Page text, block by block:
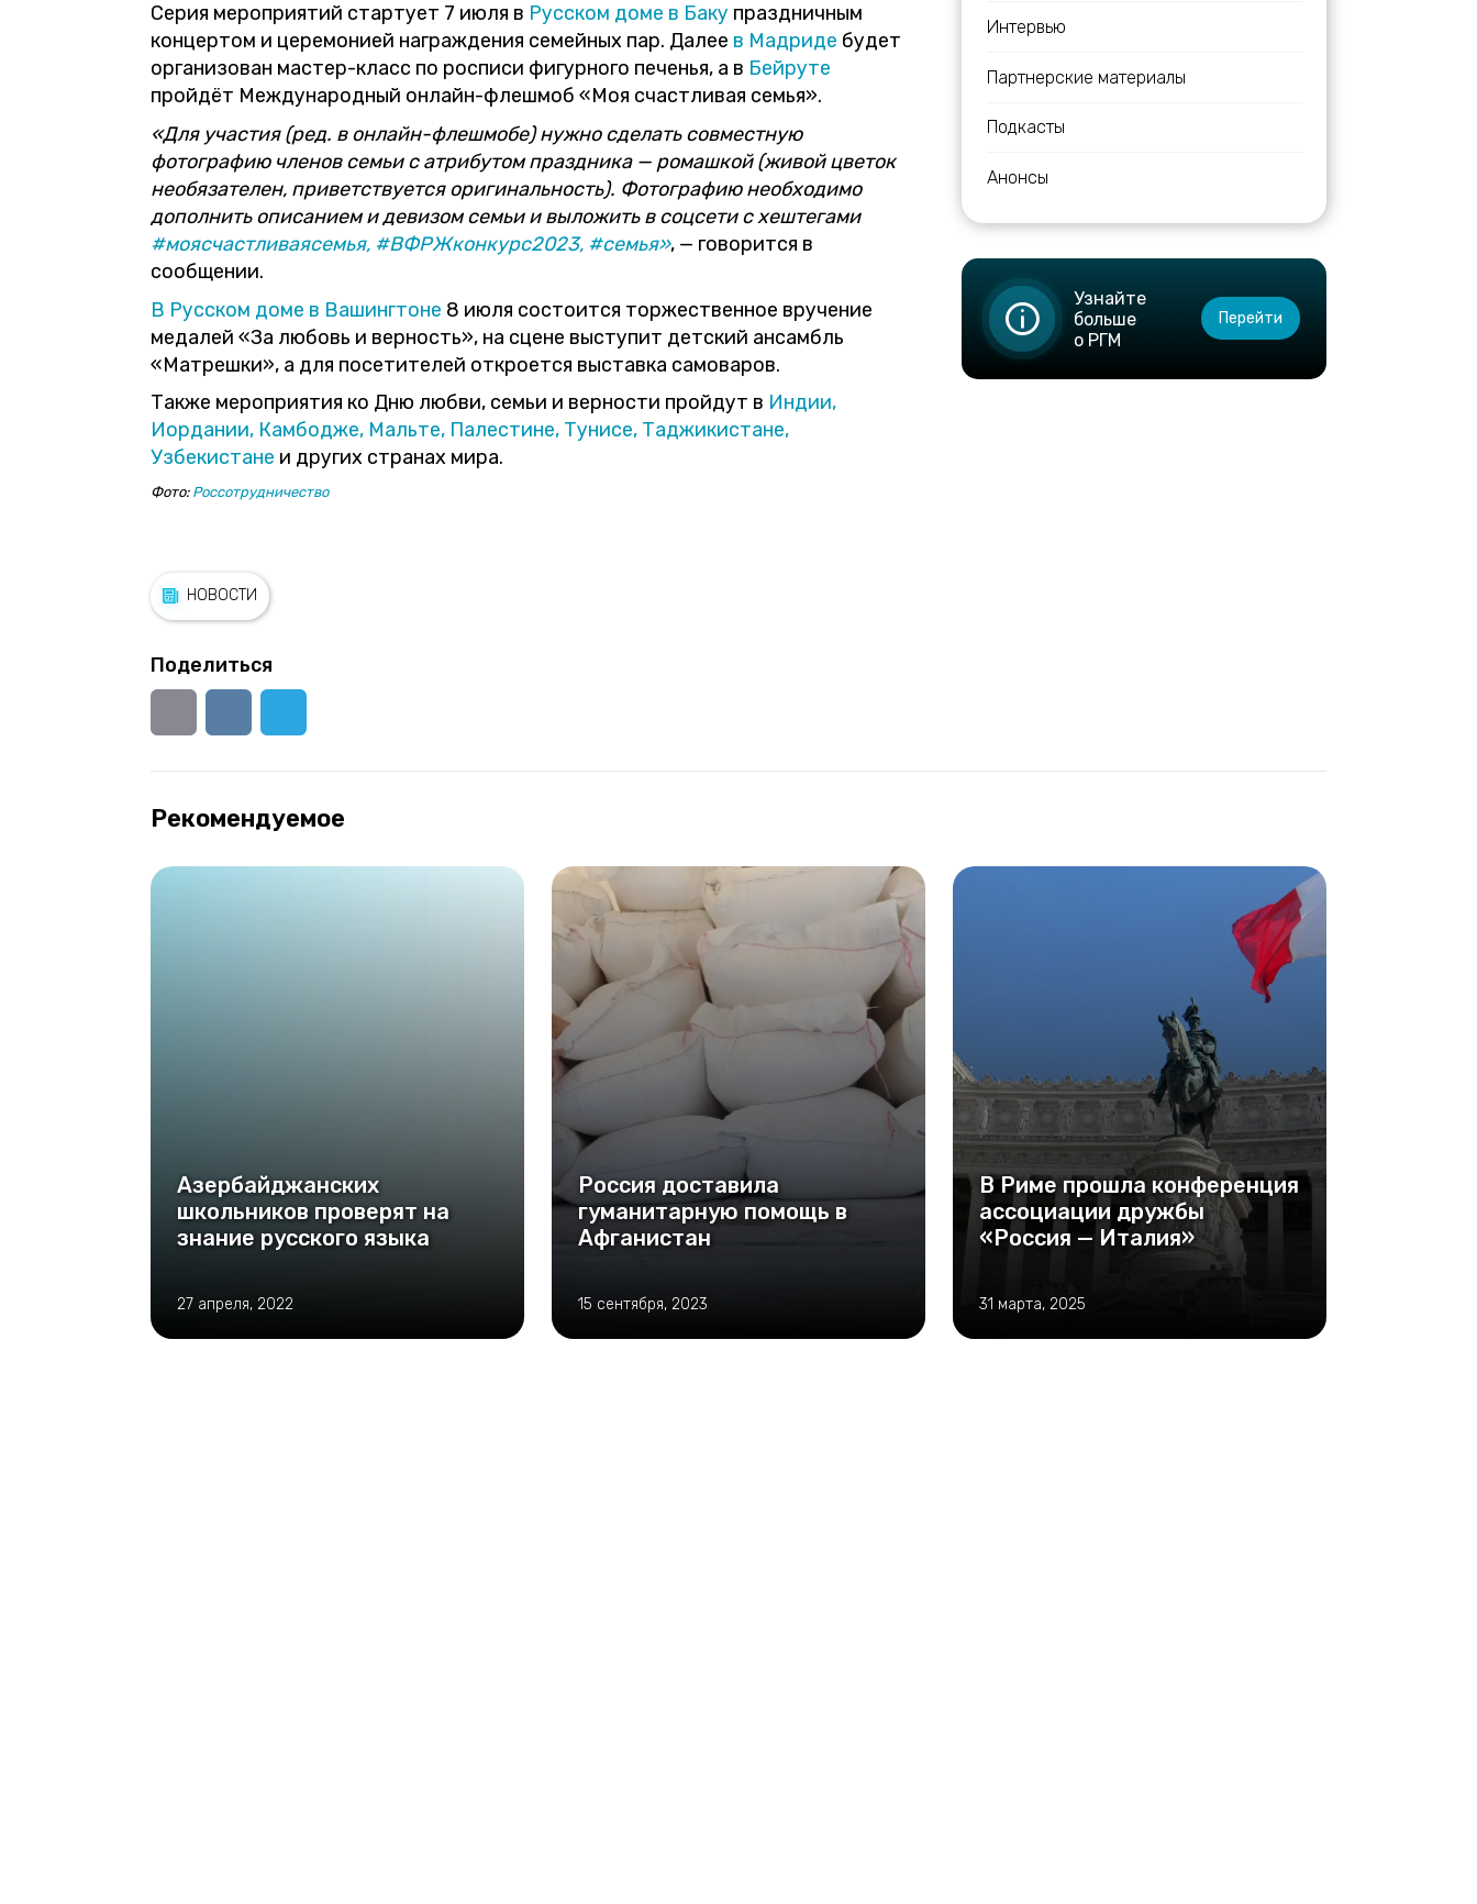
Серия мероприятий стартует 7 июля в Русском доме в Баку праздничным
концертом и церемонией награждения семейных пар. Далее в Мадриде будет
организован мастер-класс по росписи фигурного печенья, а в Бейруте
пройдёт Международный онлайн-флешмоб «Моя счастливая семья».
«Для участия (ред. в онлайн-флешмобе) нужно сделать совместную
фотографию членов семьи с атрибутом праздника — ромашкой (живой цветок
необязателен, приветствуется оригинальность). Фотографию необходимо
дополнить описанием и девизом семьи и выложить в соцсети с хештегами
#моясчастливаясемья, #ВФРЖконкурс2023, #семья», — говорится в
сообщении.
В Русском доме в Вашингтоне 8 июля состоится торжественное вручение
медалей «За любовь и верность», на сцене выступит детский ансамбль
«Матрешки», а для посетителей откроется выставка самоваров.
Также мероприятия ко Дню любви, семьи и верности пройдут в Индии,
Иордании, Камбодже, Мальте, Палестине, Тунисе, Таджикистане,
Узбекистане и других странах мира.
Фото: Россотрудничество
НОВОСТИ
Поделиться
Интервью
Партнерские материалы
Подкасты
Анонсы
Узнайте
больше
о РГМ
Перейти
Рекомендуемое
Азербайджанских
школьников проверят на
знание русского языка
27 апреля, 2022
Россия доставила
гуманитарную помощь в
Афганистан
15 сентября, 2023
В Риме прошла конференция
ассоциации дружбы
«Россия — Италия»
31 марта, 2025